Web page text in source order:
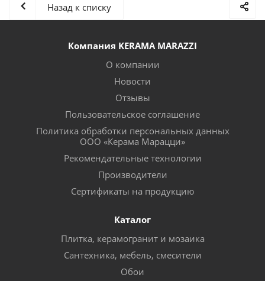
Назад к списку
Компания KERAMA MARAZZI
О компании
Новости
Отзывы
Пользовательское соглашение
Политика обработки персональных данных
ООО «Керама Марацци»
Рекомендательные технологии
Производители
Сертификаты на продукцию
Каталог
Плитка, керамогранит и мозаика
Сантехника, мебель, смесители
Обои